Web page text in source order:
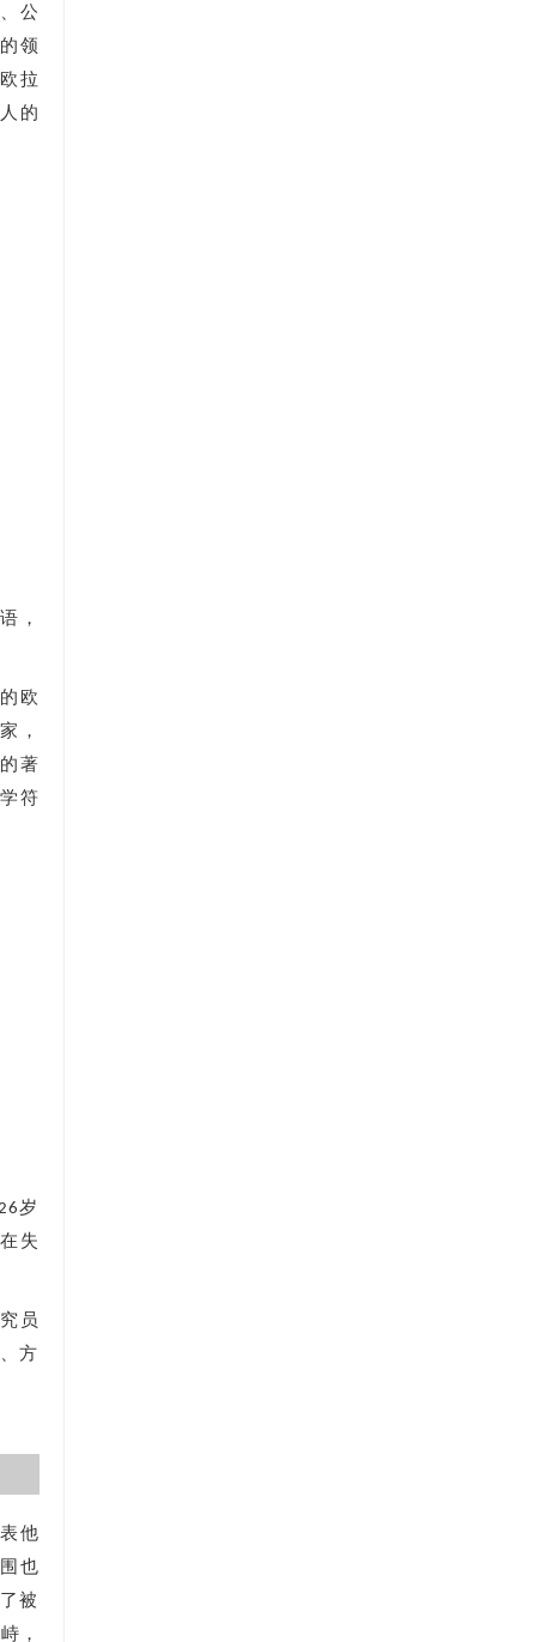
公
领
拉
的
，
的欧
，
著
符
岁
失
员
方
他
也
被
，